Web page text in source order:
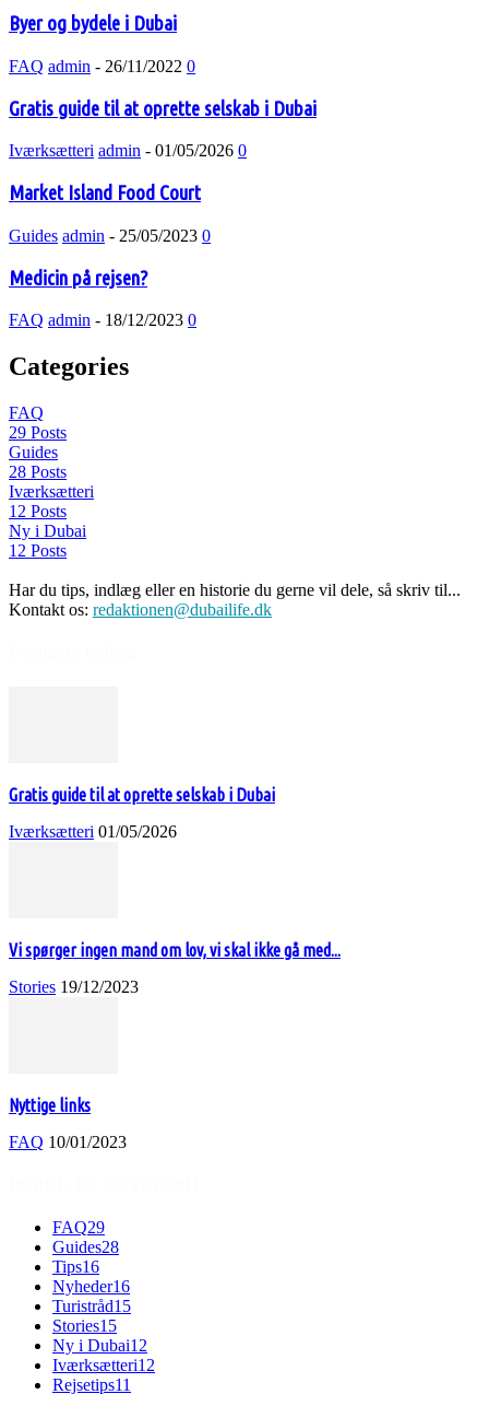
Byer og bydele i Dubai
FAQ admin - 26/11/2022 0
Gratis guide til at oprette selskab i Dubai
Iværksætteri admin - 01/05/2026 0
Market Island Food Court
Guides admin - 25/05/2023 0
Medicin på rejsen?
FAQ admin - 18/12/2023 0
Categories
FAQ
29 Posts
Guides
28 Posts
Iværksætteri
12 Posts
Ny i Dubai
12 Posts
Har du tips, indlæg eller en historie du gerne vil dele, så skriv til...
Kontakt os: redaktionen@dubailife.dk
Gratis guide til at oprette selskab i Dubai
Iværksætteri 01/05/2026
Vi spørger ingen mand om lov, vi skal ikke gå med...
Stories 19/12/2023
Nyttige links
FAQ 10/01/2023
FAQ29
Guides28
Tips16
Nyheder16
Turistråd15
Stories15
Ny i Dubai12
Iværksætteri12
Rejsetips11